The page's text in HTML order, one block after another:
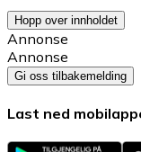
Hopp over innholdet
Annonse
Annonse
Gi oss tilbakemelding
Last ned